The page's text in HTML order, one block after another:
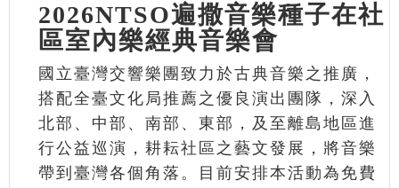
2026NTSO遍撒音樂種子在社
區室內樂經典音樂會
國立臺灣交響樂團致力於古典音樂之推廣，
搭配全臺文化局推薦之優良演出團隊，深入
北部、中部、南部、東部，及至離島地區進
行公益巡演，耕耘社區之藝文發展，將音樂
帶到臺灣各個角落。目前安排本活動為免費